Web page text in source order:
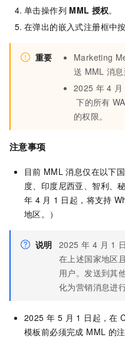
单击操作列 MML 授权。
在弹出的嵌入式注册框中
重要 Marketing
送 MML 消息
2025 年 4 月
下的所有
的权限。
注意事项
目前 MML 消息仅在以下
度、印度尼西亚、智利、
年 4 月 1 日起，将支持
地区。）
说明 2025 年 4 月 1
在上述国家地区
用户。发送到其
化为营销消息进行
2025 年 5 月 1 日起，在
模板前必须完成 MML 的注